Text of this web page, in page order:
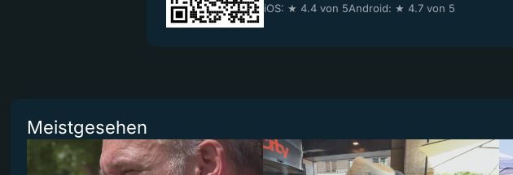
iOS: ★ 4.4 von 5Android: ★ 4.7 von 5
Meistgesehen